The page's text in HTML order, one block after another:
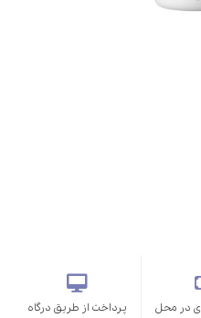
در محل
پرداخت از طریق درگاه